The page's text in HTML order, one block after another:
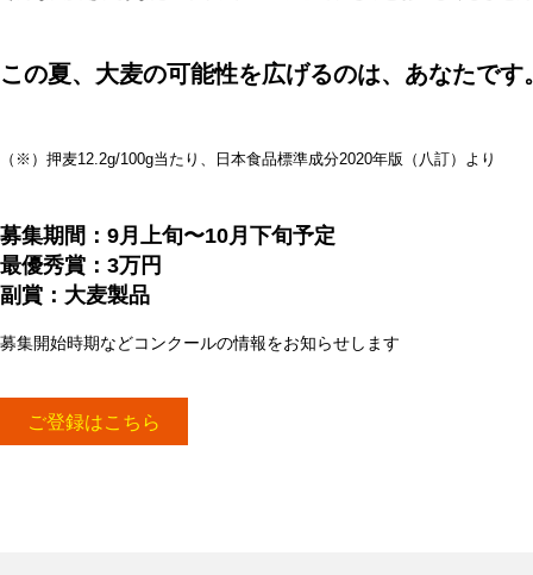
この夏、大麦の可能性を広げるのは、あなたです
（※）押麦12.2g/100g当たり、日本食品標準成分2020年版（八訂）より
募集期間：9月上旬〜10月下旬予定
最優秀賞：3万円
副賞：大麦製品
募集開始時期などコンクールの情報をお知らせします
ご登録はこちら